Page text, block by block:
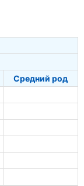
Средний род